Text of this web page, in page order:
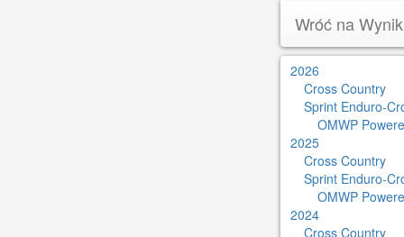
Wróć na
2026
Cross Country
Sprint Enduro-
OMWP
2025
Cross Country
Sprint Enduro-
OMWP
2024
Cross Country